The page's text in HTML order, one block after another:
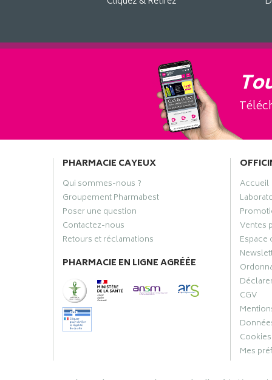
PHARMACIE CAYEUX
Qui sommes-nous ?
Groupement Pharmabest
Poser une question
Contactez-nous
Retours et réclamations
PHARMACIE EN LIGNE AGRÉÉE
Accueil
Ventes
Espace
CGV
Cookies
Mes